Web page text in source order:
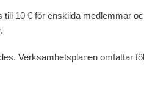
till 10 € för enskilda medlemmar
Verksamhetsplanen omfattar